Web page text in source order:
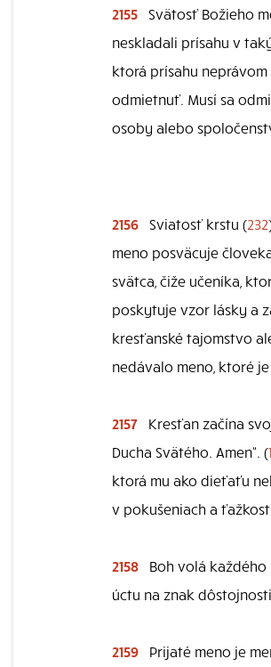
2155 Svätosť Božieho
neskladali prísahu v
ktorá prísahu
odmietnuť. Musí sa
osoby alebo
2156 Sviatosť krstu (232
meno posväcuje
svätca, čiže učeníka,
poskytuje vzor lásky a
kresťanské tajomstvo
nedávalo meno, ktoré
2157
Kresťan začína
Ducha Svätého. Amen“. (
ktorá mu ako dieťaťu
v pokušeniach a
2158
Boh volá
úctu na znak
2159 Prijaté meno je